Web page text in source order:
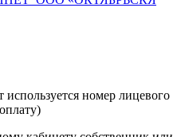
номер лицевого